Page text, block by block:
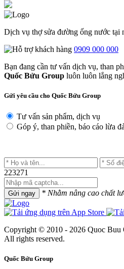
Dịch vụ thợ sửa đường ống nước tại
0909 000 000
Bạn đang cần tư vấn dịch vụ, than
Quốc Bửu Group luôn luôn lắng
Gửi yêu cầu cho Quốc Bửu Group
Tư vấn sản phẩm, dịch vụ
Góp ý, than phiền, báo cáo lừa
223271
Gửi ngay * Nhằm nâng cao chất
Copyright © 2010 - 2026 Quoc Buu
All rights reserved.
Quốc Bửu Group